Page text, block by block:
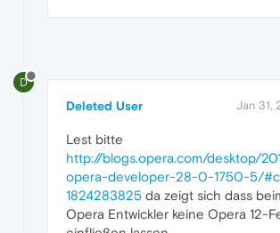
D
Deleted User Jan 31,
Lest bitte
http://blogs.opera.com/desktop/
opera-developer-28-0-1750-5/
1824283825 da zeigt sich dass
Opera Entwickler keine Opera 12-